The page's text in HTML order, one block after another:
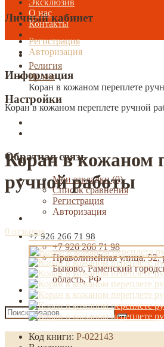
Личный кабинет
Регистрация
Авторизация
Информация
Настройки
Обратная связь
Мои закладки (0)
Список сравнения
Регистрация
Авторизация
+7 926 266 71 98
+7 926 266 71 98
Праволинейная улица, 52,
Быково, Раменский
область, РФ
Эксклюзив
О нас
Контакты
Религия
Ислам
Коран в кожаном переплете
Коран в кожаном переплете ручной
Коран в кожаном
ручной работы
0 отзывов
Код книги: Р-022143